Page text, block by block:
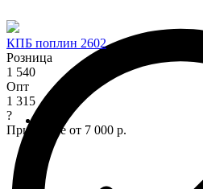
КПБ поплин 2602
Розница
1 540
Опт
1 315
?
При заказе от 7 000 р.